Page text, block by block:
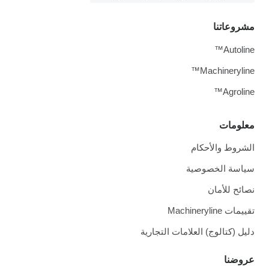
معلومات
الشروط والأحكام
سياسة الخصوصية
نصائح للأمان
تقييمات Machineryline
دليل (كتالوج) العلامات التجارية
عروضنا
مشروعاتنا
Autoline™
Machineryline™
Agroline™